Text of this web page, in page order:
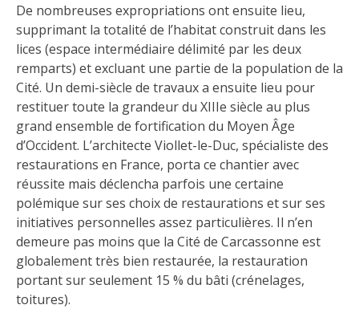
De nombreuses expropriations ont ensuite lieu,
supprimant la totalité de l’habitat construit dans les
lices (espace intermédiaire délimité par les deux
remparts) et excluant une partie de la population de la
Cité. Un demi-siècle de travaux a ensuite lieu pour
restituer toute la grandeur du XIIIe siècle au plus
grand ensemble de fortification du Moyen Âge
d’Occident. L’architecte Viollet-le-Duc, spécialiste des
restaurations en France, porta ce chantier avec
réussite mais déclencha parfois une certaine
polémique sur ses choix de restaurations et sur ses
initiatives personnelles assez particulières. Il n’en
demeure pas moins que la Cité de Carcassonne est
globalement très bien restaurée, la restauration
portant sur seulement 15 % du bâti (crénelages,
toitures).